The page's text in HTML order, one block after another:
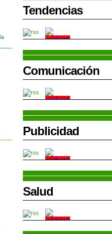
Tendencias
Comunicación
Publicidad
Salud